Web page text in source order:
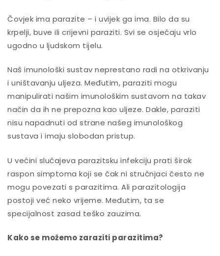
Čovjek ima parazite – i uvijek ga ima. Bilo da su
krpelji, buve ili crijevni paraziti. Svi se osjećaju vrlo
ugodno u ljudskom tijelu.
Naš imunološki sustav neprestano radi na otkrivanju
i uništavanju uljeza. Međutim, paraziti mogu
manipulirati našim imunološkim sustavom na takav
način da ih ne prepozna kao uljeze. Dakle, paraziti
nisu napadnuti od strane našeg imunološkog
sustava i imaju slobodan pristup.
U većini slučajeva parazitsku infekciju prati širok
raspon simptoma koji se čak ni stručnjaci često ne
mogu povezati s parazitima. Ali parazitologija
postoji već neko vrijeme. Međutim, ta se
specijalnost zasad teško zauzima.
Kako se možemo zaraziti parazitima?